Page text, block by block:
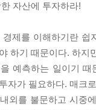
자산에 투자하라!
제를 이해하기란
하기 때문이다. 하
예측하는 일이기
자가 필요하다. 매크
외를 불문하고 시중